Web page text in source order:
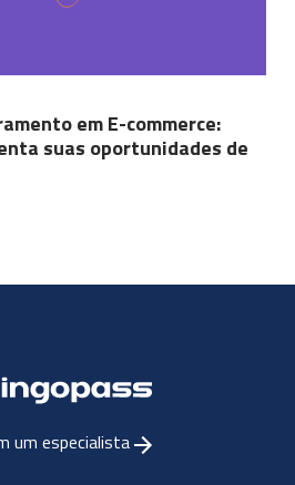
em E-commerce:
suas oportunidades de
um especialista